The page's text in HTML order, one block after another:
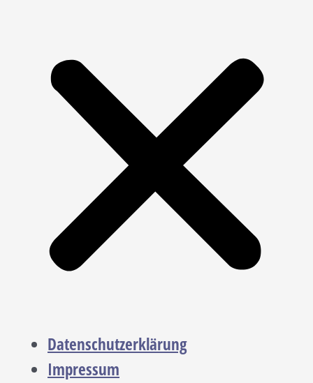
Datenschutzerklärung
Impressum